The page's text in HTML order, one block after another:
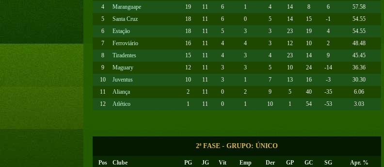
4
Maranguape 19 11 6 1 4 14 8 6
57.58
5
Santa Cruz 18 11 6 0 5 14 15 -1
54.55
6
Estação 18 11 5 3 3 23 19 4
54.55
7
Ferroviário 16 11 4 4 3 12 10 2
48.48
8
Tiradentes 15 11 4 3 4 23 14 9
45.45
9
Maguary 12 11 3 3 5 10 24 -14
36.36
10
Juventus 10 11 3 1 7 13 16 -3
30.30
11
Aliança 2 11 0 2 9 5 40 -35
6.06
12
Atlético 1 11 0 1 10 1 54 -53 3.03
2ª FASE - GRUPO: ÚNICO
Pos Clube PG JG Vit Emp Der GP GC SG
Apr. %